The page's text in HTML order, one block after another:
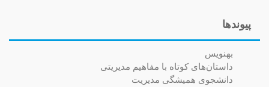
پیوندها
بهنویس
داستان‌های کوتاه با مفاهیم مدیریتی
دانشجوی همیشگی مدیریت